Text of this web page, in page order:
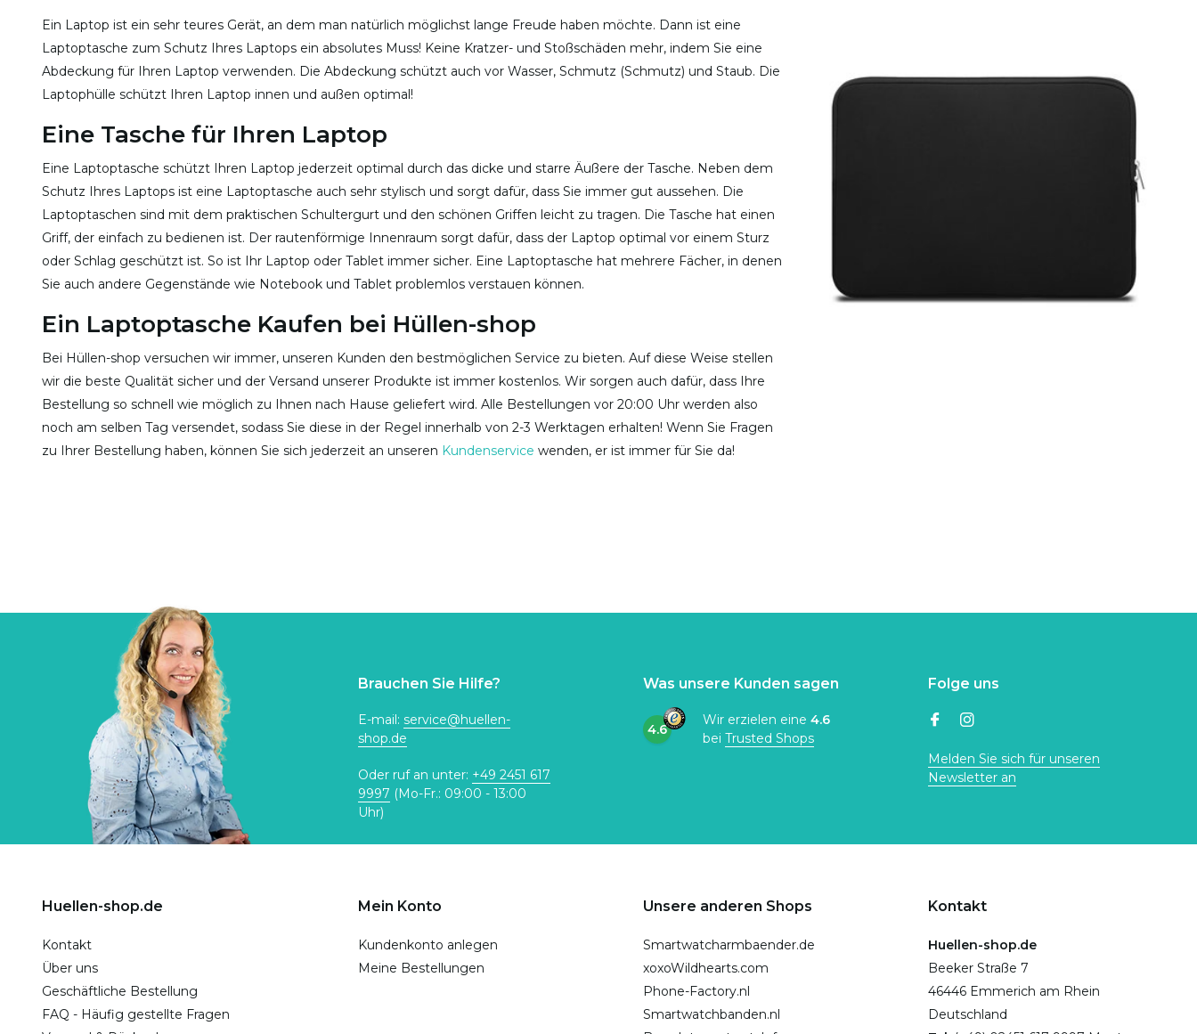
Ein Laptop ist ein sehr teures Gerät, an dem man natürlich möglichst lange Freude haben möchte. Dann ist eine
Laptoptasche zum Schutz Ihres Laptops ein absolutes Muss! Keine Kratzer- und Stoßschäden mehr, indem Sie eine
Abdeckung für Ihren Laptop verwenden. Die Abdeckung schützt auch vor Wasser, Schmutz (Schmutz) und Staub. Die
Laptophülle schützt Ihren Laptop innen und außen optimal!
Eine Tasche für Ihren Laptop
Eine Laptoptasche schützt Ihren Laptop jederzeit optimal durch das dicke und starre Äußere der Tasche. Neben dem
Schutz Ihres Laptops ist eine Laptoptasche auch sehr stylisch und sorgt dafür, dass Sie immer gut aussehen. Die
Laptoptaschen sind mit dem praktischen Schultergurt und den schönen Griffen leicht zu tragen. Die Tasche hat einen
Griff, der einfach zu bedienen ist. Der rautenförmige Innenraum sorgt dafür, dass der Laptop optimal vor einem Sturz
oder Schlag geschützt ist. So ist Ihr Laptop oder Tablet immer sicher. Eine Laptoptasche hat mehrere Fächer, in denen
Sie auch andere Gegenstände wie Notebook und Tablet problemlos verstauen können.
Ein Laptoptasche Kaufen bei Hüllen-shop
Bei Hüllen-shop versuchen wir immer, unseren Kunden den bestmöglichen Service zu bieten. Auf diese Weise stellen
wir die beste Qualität sicher und der Versand unserer Produkte ist immer kostenlos. Wir sorgen auch dafür, dass Ihre
Bestellung so schnell wie möglich zu Ihnen nach Hause geliefert wird. Alle Bestellungen vor 20:00 Uhr werden also
noch am selben Tag versendet, sodass Sie diese in der Regel innerhalb von 2-3 Werktagen erhalten! Wenn Sie Fragen
zu Ihrer Bestellung haben, können Sie sich jederzeit an unseren Kundenservice wenden, er ist immer für Sie da!
Brauchen Sie Hilfe?
E-mail: service@huellen-
shop.de
Oder ruf an unter: +49 2451 617
9997 (Mo-Fr.: 09:00 - 13:00
Uhr)
Was unsere Kunden sagen
4.6
Wir erzielen eine 4.6
bei Trusted Shops
Folge uns
Melden Sie sich für unseren
Newsletter an
Huellen-shop.de
Kontakt
Über uns
Geschäftliche Bestellung
FAQ - Häufig gestellte Fragen
Mein Konto
Kundenkonto anlegen
Meine Bestellungen
Unsere anderen Shops
Smartwatcharmbaender.de
xoxoWildhearts.com
Phone-Factory.nl
Smartwatchbanden.nl
Kontakt
Huellen-shop.de
Beeker Straße 7
46446 Emmerich am Rhein
Deutschland